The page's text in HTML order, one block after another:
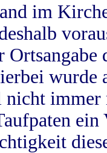
im
wurde
nicht